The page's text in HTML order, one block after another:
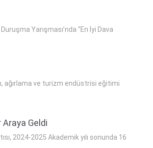
Yarışması’nda “En İyi Dava
ağırlama ve turizm endüstrisi eğitimi
Araya Geldi
2024-2025 Akademik yılı sonunda 16